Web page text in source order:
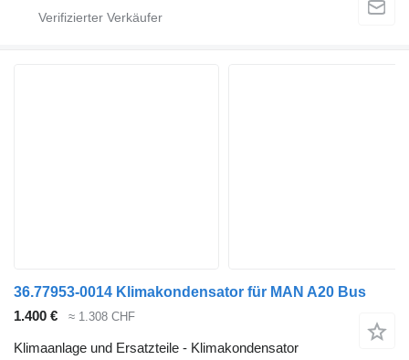
36.77953-0014 Klimakondensator für MAN A20 Bus
1.400 €
≈ 1.308 CHF
Klimaanlage und Ersatzteile - Klimakondensator